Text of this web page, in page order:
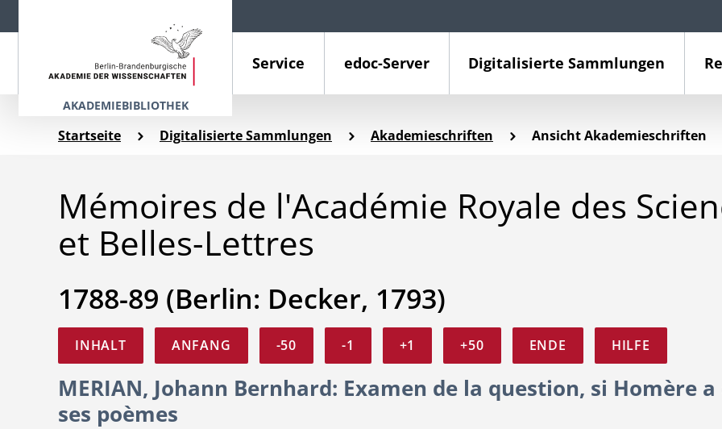
AKADEMIEBIBLIOTHEK
Service edoc-Server Digitalisierte Sammlungen
Startseite Digitalisierte Sammlungen Akademieschriften Ansicht Akademieschriften
Mémoires de l'Académie Royale des
et Belles-Lettres
1788-89 (Berlin: Decker, 1793)
INHALT ANFANG -50 -1 +1 +50 ENDE HILFE
MERIAN, Johann Bernhard: Examen de la question, si Homère
ses poèmes